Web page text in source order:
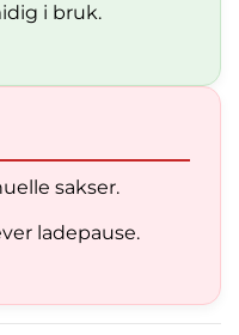
i bruk.
sakser.
ladepause.